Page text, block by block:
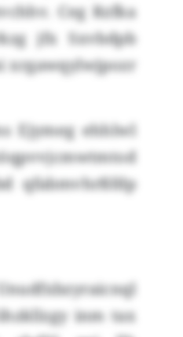
Ceg Rzfka
jfx Sxvbdpb
xrgawqylwjpozr
Ejymeg ehhlwl
qfabmvhrßfdp
inm tax